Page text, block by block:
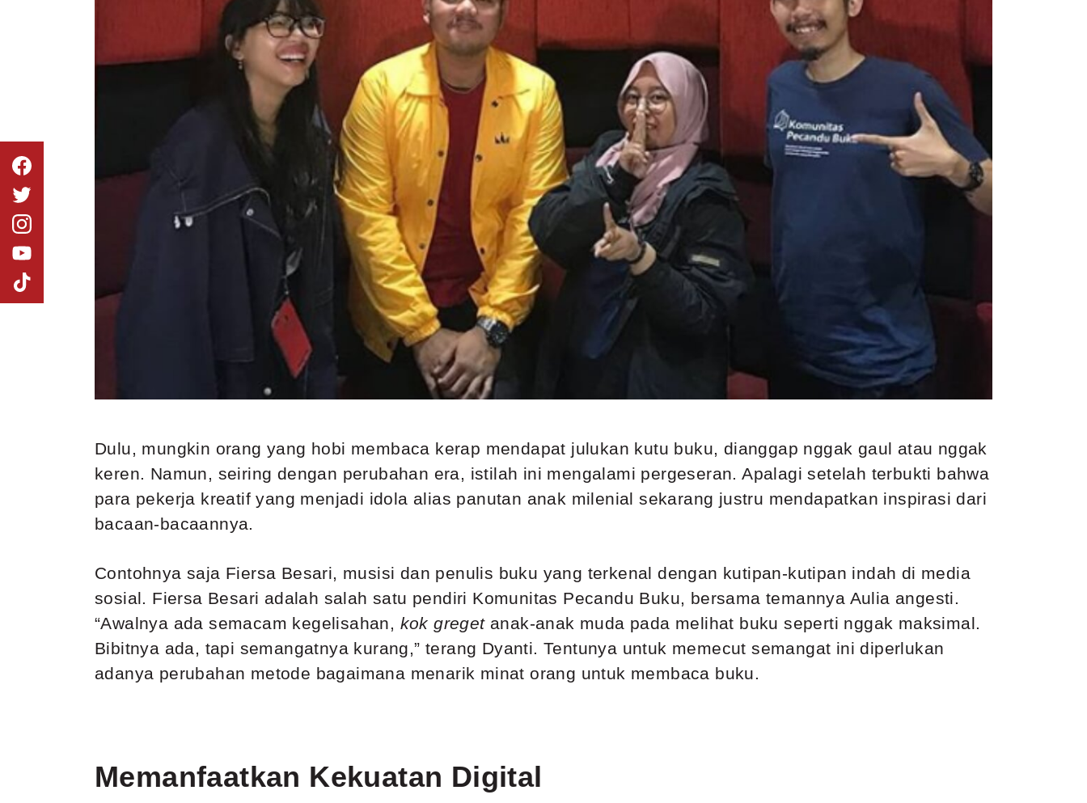
Dulu, mungkin orang yang hobi membaca kerap mendapat julukan kutu buku, dianggap nggak gaul atau nggak
keren. Namun, seiring dengan perubahan era, istilah ini mengalami pergeseran. Apalagi setelah terbukti bahwa
para pekerja kreatif yang menjadi idola alias panutan anak milenial sekarang justru mendapatkan inspirasi dari
bacaan-bacaannya.
Contohnya saja Fiersa Besari, musisi dan penulis buku yang terkenal dengan kutipan-kutipan indah di media
sosial. Fiersa Besari adalah salah satu pendiri Komunitas Pecandu Buku, bersama temannya Aulia angesti.
“Awalnya ada semacam kegelisahan, kok gregetanak-anak muda pada melihat buku seperti nggak maksimal.
Bibitnya ada, tapi semangatnya kurang,” terang Dyanti. Tentunya untuk memecut semangat ini diperlukan
adanya perubahan metode bagaimana menarik minat orang untuk membaca buku.
Memanfaatkan Kekuatan Digital